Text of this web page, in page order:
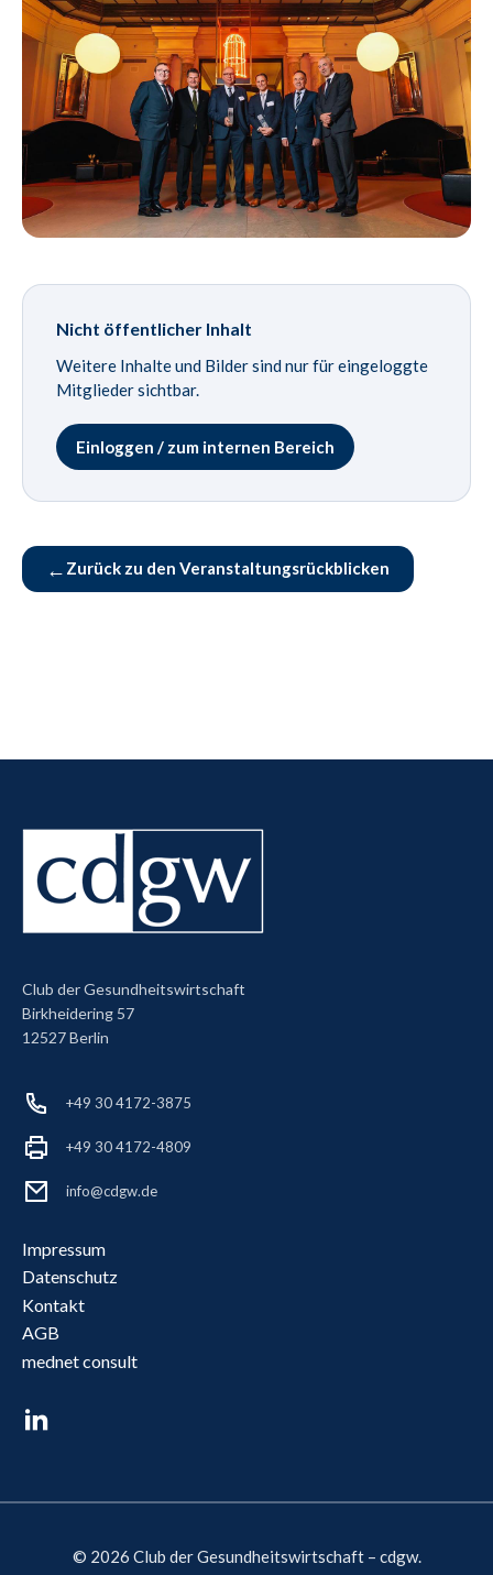
Nicht öffentlicher Inhalt
Weitere Inhalte und Bilder sind nur für eingeloggte
Mitglieder sichtbar.
Einloggen / zum internen Bereich
← Zurück zu den Veranstaltungsrückblicken
Club der Gesundheitswirtschaft
Birkheidering 57
12527 Berlin
+49 30 4172-3875
+49 30 4172-4809
info@cdgw.de
Impressum
Datenschutz
Kontakt
AGB
mednet consult
© 2026 Club der Gesundheitswirtschaft – cdgw.